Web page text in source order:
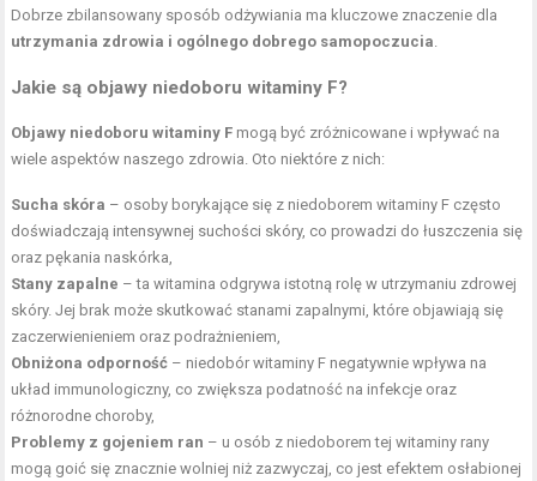
Dobrze zbilansowany sposób odżywiania ma kluczowe znaczenie dla
utrzymania zdrowia i ogólnego dobrego samopoczucia.
Jakie są objawy niedoboru witaminy F?
Objawy niedoboru witaminy F mogą być zróżnicowane i wpływać na
wiele aspektów naszego zdrowia. Oto niektóre z nich:
Sucha skóra – osoby borykające się z niedoborem witaminy F często
doświadczają intensywnej suchości skóry, co prowadzi do łuszczenia się
oraz pękania naskórka,
Stany zapalne – ta witamina odgrywa istotną rolę w utrzymaniu zdrowej
skóry. Jej brak może skutkować stanami zapalnymi, które objawiają się
zaczerwienieniem oraz podrażnieniem,
Obniżona odporność – niedobór witaminy F negatywnie wpływa na
układ immunologiczny, co zwiększa podatność na infekcje oraz
różnorodne choroby,
Problemy z gojeniem ran – u osób z niedoborem tej witaminy rany
mogą goić się znacznie wolniej niż zazwyczaj, co jest efektem osłabionej